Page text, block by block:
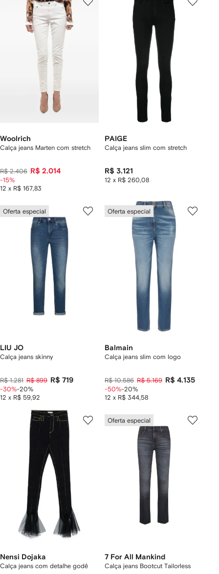
Woolrich
Calça jeans Marten com stretch
R$ 2.406 R$ 2.014
12 x R$ 167,83
-15%
PAIGE
Calça jeans slim com stretch
R$ 3.121
12 x R$ 260,08
Oferta especial
LIU JO
Calça jeans skinny
R$ 1.281 R$ 899 R$ 719
12 x R$ 59,92
-30%-20%
Oferta especial
Balmain
Calça jeans slim com logo
R$ 10.586 R$ 5.169 R$ 4.135
12 x R$ 344,58
-50%-20%
Nensi Dojaka
Calça jeans com detalhe godê
Oferta especial
7 For All Mankind
Calça jeans Bootcut Tailorless